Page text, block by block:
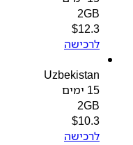
2GB
$12.3
לרכישה
Uzbekistan
2GB
$10.3
לרכישה